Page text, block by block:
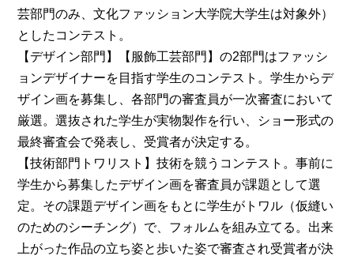
芸部門のみ、文化ファッション大学院大学生は対象外）
としたコンテスト。
【デザイン部門】【服飾工芸部門】の2部門はファッシ
ョンデザイナーを目指す学生のコンテスト。学生からデ
ザイン画を募集し、各部門の審査員が一次審査において
厳選。選抜された学生が実物製作を行い、ショー形式の
最終審査会で発表し、受賞者が決定する。
【技術部門トワリスト】技術を競うコンテスト。事前に
学生から募集したデザイン画を審査員が課題として選
定。その課題デザイン画をもとに学生がトワル（仮縫い
のためのシーチング）で、フォルムを組み立てる。出来
上がった作品の立ち姿と歩いた姿で審査され受賞者が決